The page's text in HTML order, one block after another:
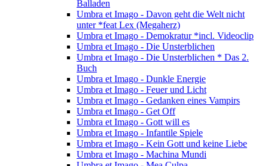
Balladen
Umbra et Imago - Davon geht die Welt nicht
unter *feat Lex (Megaherz)
Umbra et Imago - Demokratur *incl. Videoclip
Umbra et Imago - Die Unsterblichen
Umbra et Imago - Die Unsterblichen * Das 2.
Buch
Umbra et Imago - Dunkle Energie
Umbra et Imago - Feuer und Licht
Umbra et Imago - Gedanken eines Vampirs
Umbra et Imago - Get Off
Umbra et Imago - Gott will es
Umbra et Imago - Infantile Spiele
Umbra et Imago - Kein Gott und keine Liebe
Umbra et Imago - Machina Mundi